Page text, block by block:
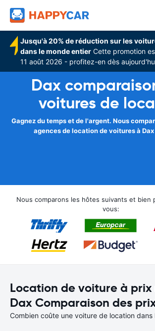
Jusqu'à 20% de réduction sur les
dans le monde entier Cette promotion
11 août 2026 - profitez-en dès
Dax
voitures de
Gagnez du temps et de l'argent. Nous
agences de location de voitures à
Nous comparons les hôtes suivants et bien
vous:
Location de voiture à
Dax Comparaison des
Combien coûte une voiture de location dans